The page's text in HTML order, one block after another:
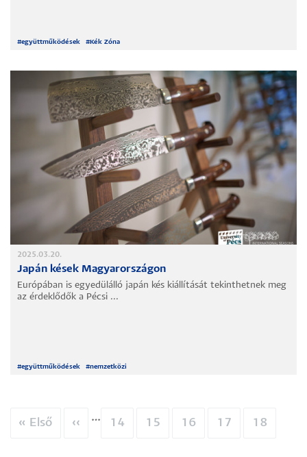
#együttműködések # Kék Zóna
2025.03.20.
Japán kések Magyarországon
Európában is egyedülálló japán kés kiállítását tekinthetnek meg
az érdeklődők a Pécsi ...
#együttműködések #nemzetközi
Oldalszámozás
Első
« Első
Előző
‹‹ … Oldal
14 Oldal
15 Oldal
16 Oldal
17 Oldal
18